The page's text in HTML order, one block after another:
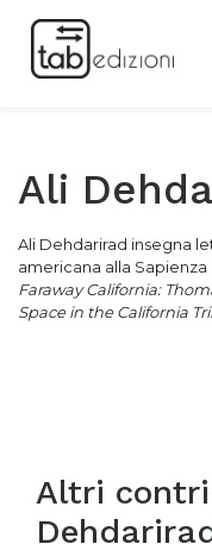
Ali
Ali Dehdarirad insegna
americana alla
Faraway California:
Space in the California
Altri